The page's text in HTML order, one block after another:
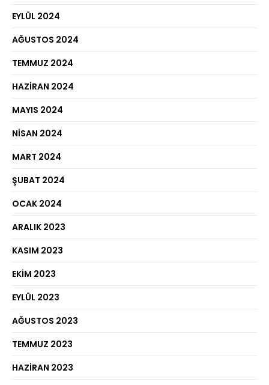
EYLÜL 2024
AĞUSTOS 2024
TEMMUZ 2024
HAZIRAN 2024
MAYIS 2024
NISAN 2024
MART 2024
ŞUBAT 2024
OCAK 2024
ARALIK 2023
KASIM 2023
EKIM 2023
EYLÜL 2023
AĞUSTOS 2023
TEMMUZ 2023
HAZIRAN 2023